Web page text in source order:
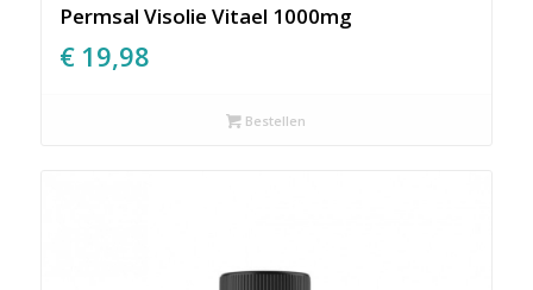
Permsal Visolie Vitael 1000mg
€ 19,98
Bestellen